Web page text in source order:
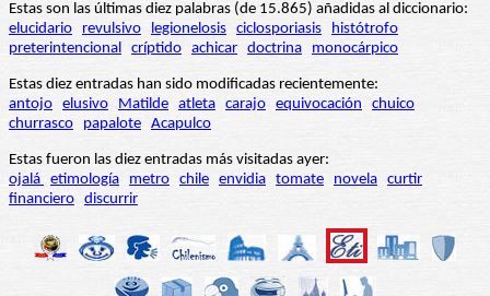
Estas son las últimas diez palabras (de 15.865) añadidas al diccionario:
elucidario
revulsivo legionelosis ciclosporiasis
histótrofo
preterintencional críptido achicar doctrina monocárpico
Estas diez entradas han sido modificadas recientemente:
antojo elusivo Matilde atleta carajo equivocación
chuico
churrasco
papalote Acapulco
Estas fueron las diez entradas más visitadas ayer:
ojalá etimología metro chile envidia tomate novela curtir
financiero discurrir